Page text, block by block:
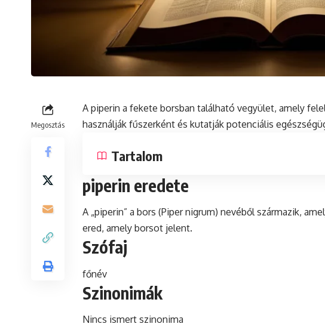
Megosztás
A piperin a fekete borsban található vegyület, amely
használják fűszerként és kutatják potenciális
Tartalom
piperin eredete
A „piperin” a bors (Piper nigrum) nevéből származik,
ered, amely borsot jelent.
Szófaj
főnév
Szinonimák
Nincs ismert szinonima